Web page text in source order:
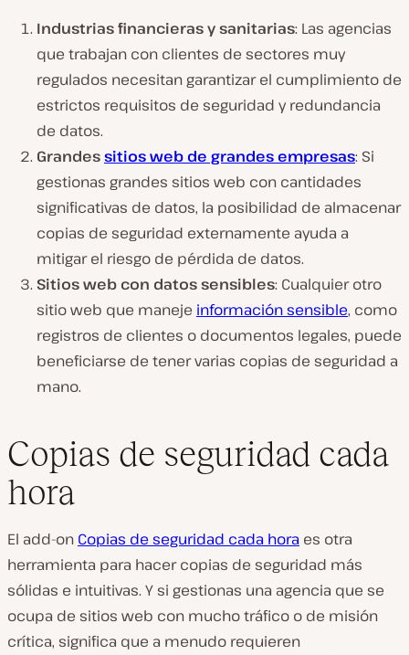
Industrias financieras y sanitarias: Las agencias
que trabajan con clientes de sectores muy
regulados necesitan garantizar el cumplimiento de
estrictos requisitos de seguridad y redundancia
de datos.
Grandessitios web de grandes empresas: Si
gestionas grandes sitios web con cantidades
significativas de datos, la posibilidad de almacenar
copias de seguridad externamente ayuda a
mitigar el riesgo de pérdida de datos.
Sitios web con datos sensibles: Cualquier otro
sitio web que maneje información sensible, como
registros de clientes o documentos legales, puede
beneficiarse de tener varias copias de seguridad a
mano.
Copias de seguridad cada
hora
El add-on Copias de seguridad cada hora es otra
herramienta para hacer copias de seguridad más
sólidas e intuitivas. Y si gestionas una agencia que se
ocupa de sitios web con mucho tráfico o de misión
crítica, significa que a menudo requieren